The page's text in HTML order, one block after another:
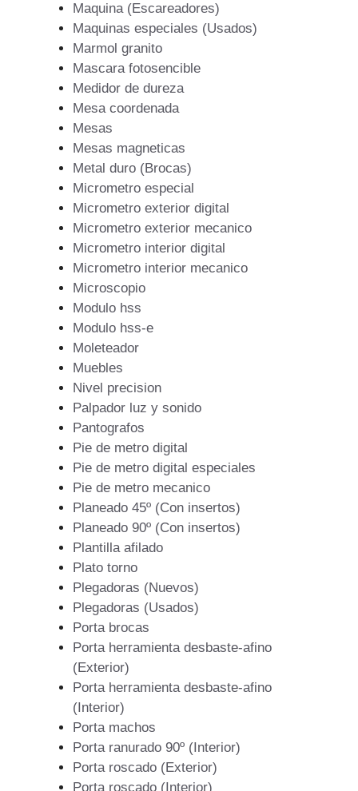
Maquina (Escareadores)
Maquinas especiales (Usados)
Marmol granito
Mascara fotosencible
Medidor de dureza
Mesa coordenada
Mesas
Mesas magneticas
Metal duro (Brocas)
Micrometro especial
Micrometro exterior digital
Micrometro exterior mecanico
Micrometro interior digital
Micrometro interior mecanico
Microscopio
Modulo hss
Modulo hss-e
Moleteador
Muebles
Nivel precision
Palpador luz y sonido
Pantografos
Pie de metro digital
Pie de metro digital especiales
Pie de metro mecanico
Planeado 45º (Con insertos)
Planeado 90º (Con insertos)
Plantilla afilado
Plato torno
Plegadoras (Nuevos)
Plegadoras (Usados)
Porta brocas
Porta herramienta desbaste-afino
(Exterior)
Porta herramienta desbaste-afino
(Interior)
Porta machos
Porta ranurado 90º (Interior)
Porta roscado (Exterior)
Porta roscado (Interior)